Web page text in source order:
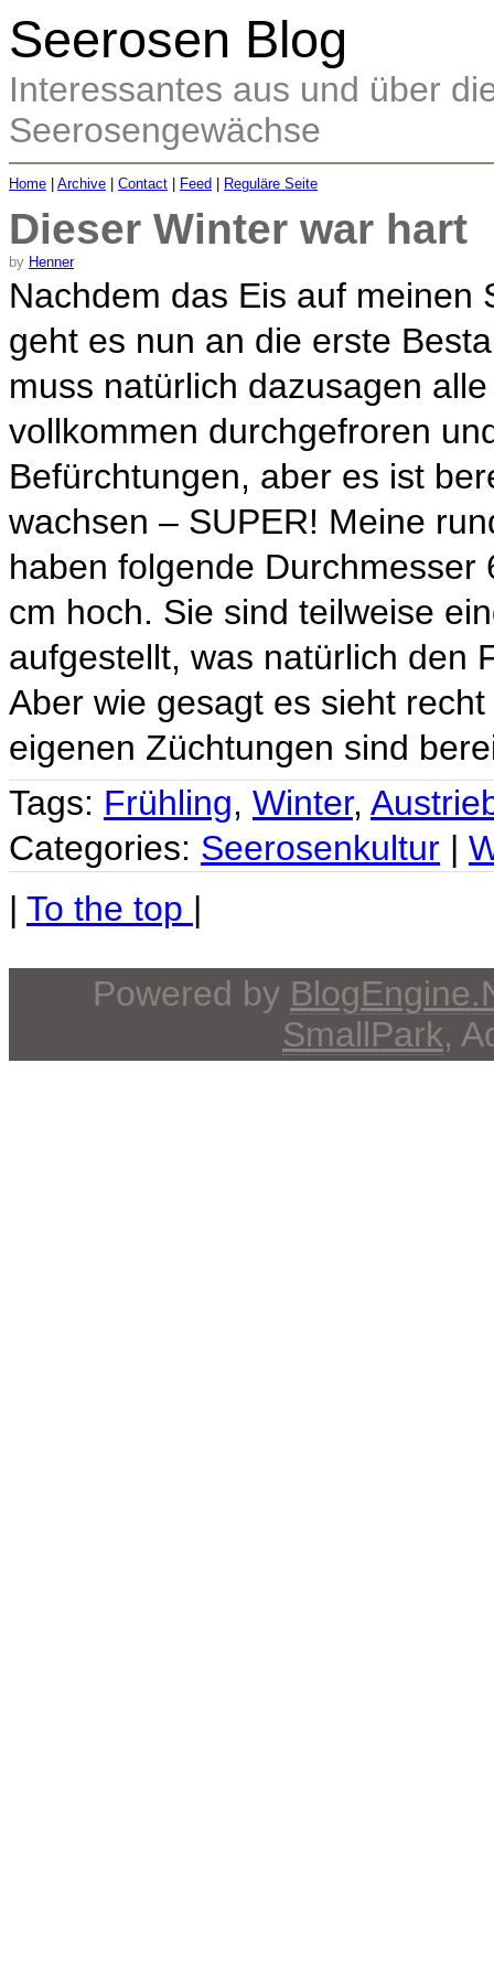
Seerosen Blog
Interessantes aus und über
Seerosengewächse
Home Archive Contact Feed Reguläre Seite
Dieser Winter war hart
by Henner
Nachdem das Eis auf meinen
geht es nun an die erste
muss natürlich dazusagen
vollkommen durchgefroren
Befürchtungen, aber es ist
wachsen – SUPER! Meine
haben folgende
cm hoch. Sie sind teilweise
aufgestellt, was natürlich den
Aber wie gesagt es sieht
eigenen Züchtungen sind
Tags: Frühling, Winter,
Categories: Seerosenkultur |
| To the top |
Powered by
SmallPark,